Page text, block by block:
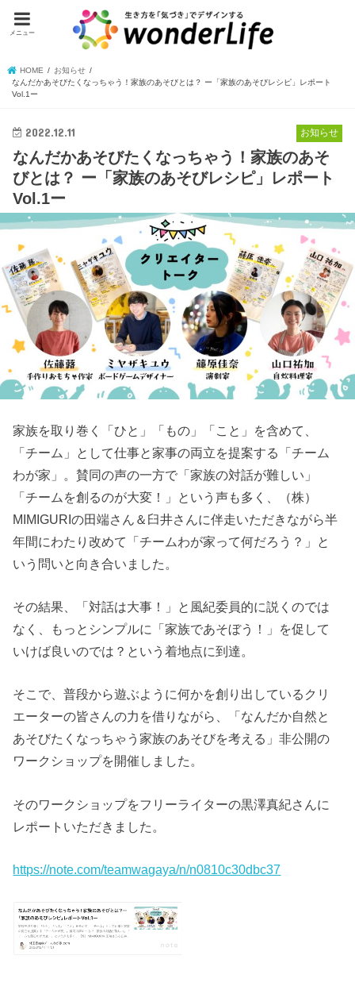
メニュー
HOME
お知らせ
なんだかあそびたくなっちゃう！家族のあそびとは？ ー「家族のあそびレシピ」レポート
Vol.1ー
お知らせ
2022.12.11
なんだかあそびたくなっちゃう！家族のあそ
びとは？ ー「家族のあそびレシピ」レポート
Vol.1ー
家族を取り巻く「ひと」「もの」「こと」を含めて、
「チーム」として仕事と家事の両立を提案する「チーム
わが家」。賛同の声の一方で「家族の対話が難しい」
「チームを創るのが大変！」という声も多く、（株）
MIMIGURIの田端さん＆臼井さんに伴走いただきながら半
年間にわたり改めて「チームわが家って何だろう？」と
いう問いと向き合いました。
その結果、「対話は大事！」と風紀委員的に説くのでは
なく、もっとシンプルに「家族であそぼう！」を促して
いけば良いのでは？という着地点に到達。
そこで、普段から遊ぶように何かを創り出しているクリ
エーターの皆さんの力を借りながら、「なんだか自然と
あそびたくなっちゃう家族のあそびを考える」非公開の
ワークショップを開催しました。
そのワークショップをフリーライターの黒澤真紀さんに
レポートいただきました。
https://note.com/teamwagaya/n/n0810c30dbc37